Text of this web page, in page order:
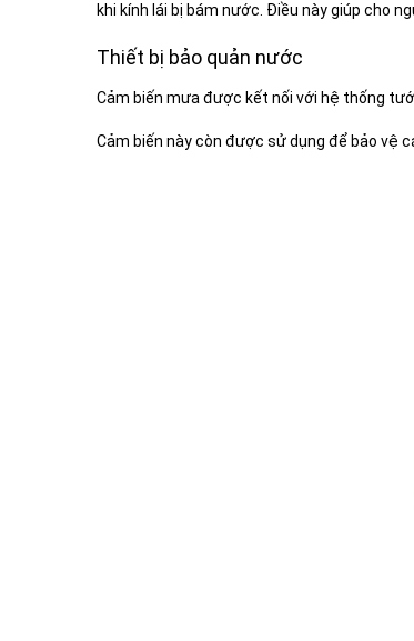
khi kính lái bị bám nước. Điều này giúp cho
Thiết bị bảo quản nước
Cảm biến mưa được kết nối với hệ thống
Cảm biến này còn được sử dụng để bảo vệ